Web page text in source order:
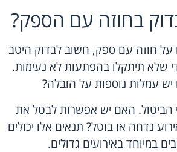
בחוזה עם הספק?
חוזה עם ספק, חשוב לבדוק היטב
שלא תיתקלו בהפתעות לא נעימות.
עמלות נוספות על הובלה?
הביטול. האם יש אפשרות לבטל את
נדחה או בוטל? תנאים אלו יכולים
במיוחד באירועים גדולים.